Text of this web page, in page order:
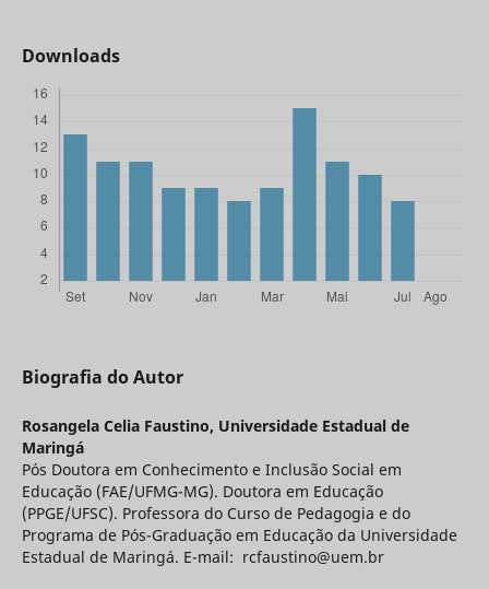
Downloads
Biografia do Autor
Rosangela Celia Faustino, Universidade Estadual de
Maringá
Pós Doutora em Conhecimento e Inclusão Social em
Educação (FAE/UFMG-MG). Doutora em Educação
(PPGE/UFSC). Professora do Curso de Pedagogia e do
Programa de Pós-Graduação em Educação da Universidade
Estadual de Maringá. E-mail: rcfaustino@uem.br